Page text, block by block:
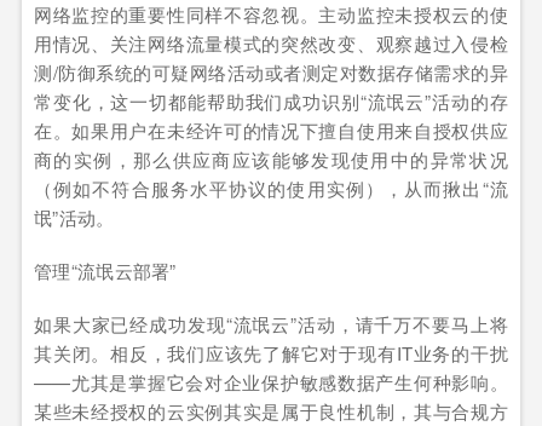
网络监控的重要性同样不容忽视。主动监控未授权云的使
用情况、关注网络流量模式的突然改变、观察越过入侵检
测/防御系统的可疑网络活动或者测定对数据存储需求的异
常变化，这一切都能帮助我们成功识别“流氓云”活动的存
在。如果用户在未经许可的情况下擅自使用来自授权供应
商的实例，那么供应商应该能够发现使用中的异常状况
（例如不符合服务水平协议的使用实例），从而揪出“流
氓”活动。
管理“流氓云部署”
如果大家已经成功发现“流氓云”活动，请千万不要马上将
其关闭。相反，我们应该先了解它对于现有IT业务的干扰
——尤其是掌握它会对企业保护敏感数据产生何种影响。
某些未经授权的云实例其实是属于良性机制，其与合规方